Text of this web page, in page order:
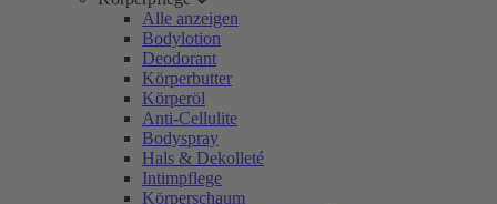
Alle anzeigen
Bodylotion
Deodorant
Körperbutter
Körperöl
Anti-Cellulite
Bodyspray
Hals & Dekolleté
Intimpflege
Körperschaum